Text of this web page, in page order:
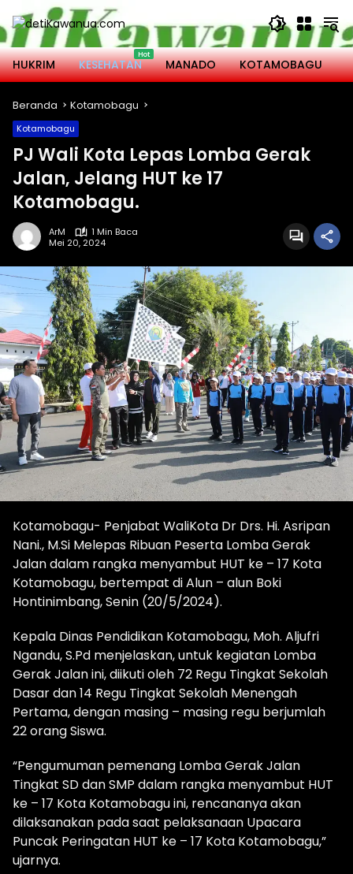
Langsung
ke
konten
HUKRIM
KESEHATAN MANADO KOTAMOBAGU
Beranda Kotamobagu
Kotamobagu
PJ Wali Kota Lepas Lomba Gerak
Jalan, Jelang HUT ke 17
Kotamobagu.
ArM
1 Min Baca
Mei 20, 2024
Kotamobagu- Penjabat WaliKota Dr Drs. Hi. Asripan
Nani., M.Si Melepas Ribuan Peserta Lomba Gerak
Jalan dalam rangka menyambut HUT ke – 17 Kota
Kotamobagu, bertempat di Alun – alun Boki
Hontinimbang, Senin (20/5/2024).
Kepala Dinas Pendidikan Kotamobagu, Moh. Aljufri
Ngandu, S.Pd menjelaskan, untuk kegiatan Lomba
Gerak Jalan ini, diikuti oleh 72 Regu Tingkat Sekolah
Dasar dan 14 Regu Tingkat Sekolah Menengah
Pertama, dengan masing – masing regu berjumlah
22 orang Siswa.
“Pengumuman pemenang Lomba Gerak Jalan
Tingkat SD dan SMP dalam rangka menyambut HUT
ke – 17 Kota Kotamobagu ini, rencananya akan
dilaksanakan pada saat pelaksanaan Upacara
Puncak Peringatan HUT ke – 17 Kota Kotamobagu,”
ujarnya.